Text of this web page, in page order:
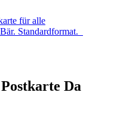
für alle
Standardformat.
Da